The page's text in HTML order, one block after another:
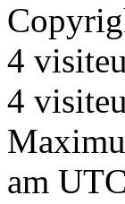
4
4
am UTC